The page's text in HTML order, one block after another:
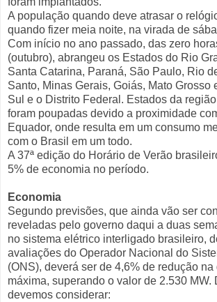
A população quando deve atrasar o
quando fizer meia noite, na virada de
Com início no ano passado, das zero
(outubro), abrangeu os Estados do Rio
Santa Catarina, Paraná, São Paulo, Rio
Santo, Minas Gerais, Goiás, Mato Grosso
Sul e o Distrito Federal. Estados da
foram poupadas devido a proximidade
Equador, onde resulta em um consumo
com o Brasil em um todo.
A 37ª edição do Horário de Verão
5% de economia no período.
Economia
Segundo previsões, que ainda vão ser
reveladas pelo governo daqui a duas
no sistema elétrico interligado brasileiro,
avaliações do Operador Nacional do
(ONS), deverá ser de 4,6% de redução na
máxima, superando o valor de 2.530 MW.
devemos considerar: